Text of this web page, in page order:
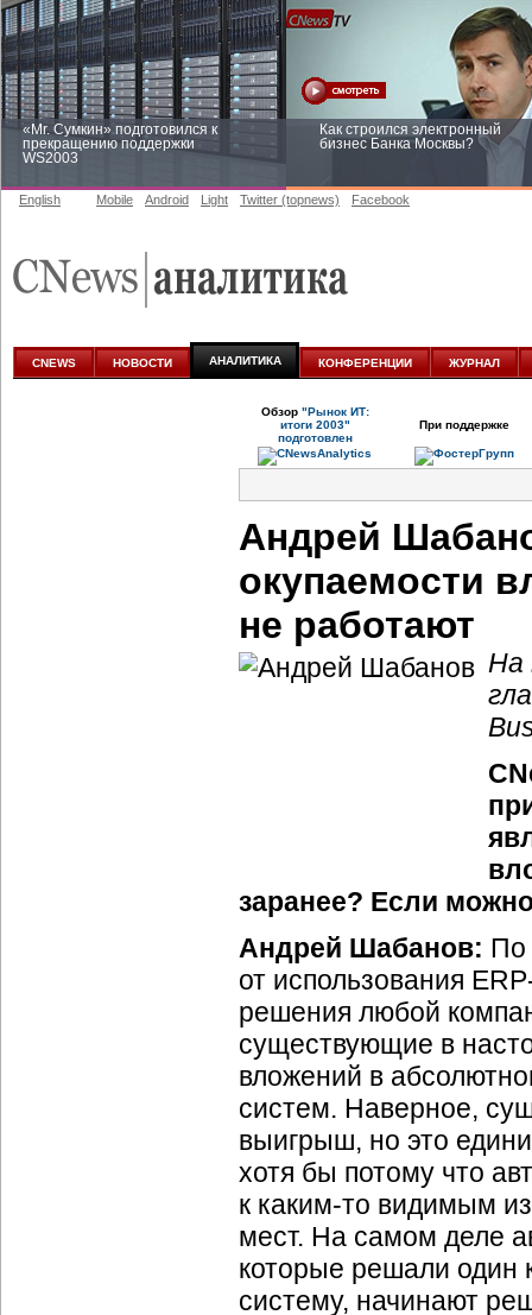
«Mr. Сумкин» подготовился к
прекращению поддержки
WS2003
Как строился электронный
бизнес Банка Москвы?
аналитике
English Mobile Android Light Twitter (topnews) Facebook
CNEWS НОВОСТИ АНАЛИТИКА КОНФЕРЕНЦИИ ЖУРНАЛ
Обзор "Рынок ИТ:
итоги 2003"
подготовлен
При поддержке
Андрей
окупаемости
не работают
На
заранее? Если
Андрей Шабанов: По
от использования
решения любой
существующие в
вложений в
систем. Наверное,
выигрыш, но это
хотя бы потому что
к каким-то видимым
мест. На самом деле
которые решали один
систему, начинают